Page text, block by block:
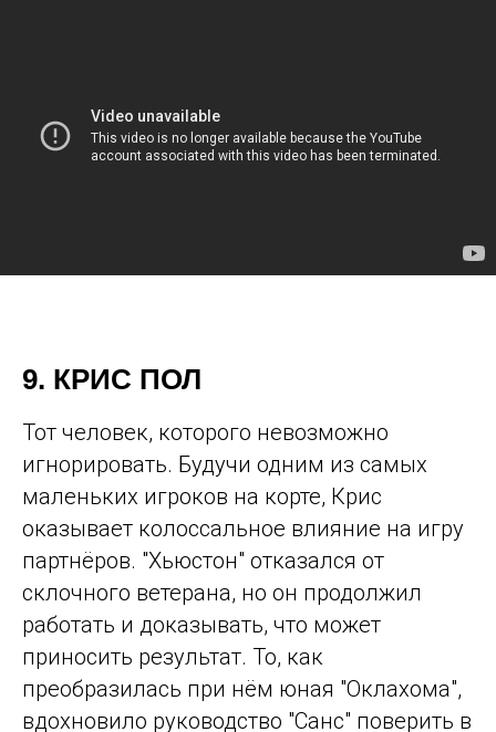
9. КРИС ПОЛ
Тот человек, которого невозможно
игнорировать. Будучи одним из самых
маленьких игроков на корте, Крис
оказывает колоссальное влияние на игру
партнёров. "Хьюстон" отказался от
склочного ветерана, но он продолжил
работать и доказывать, что может
приносить результат. То, как
преобразилась при нём юная "Оклахома",
вдохновило руководство "Санс" поверить в